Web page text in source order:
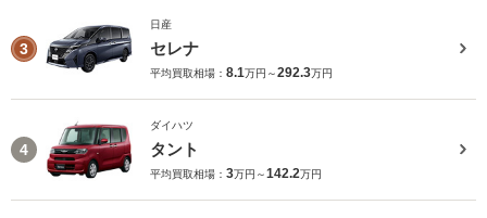
3
日産
セレナ
平均買取相場： 8.1万円～292.3万円
4
ダイハツ
タント
平均買取相場： 3万円～142.2万円